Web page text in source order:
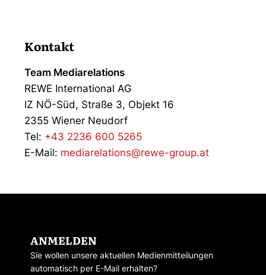
Kontakt
Team Mediarelations
REWE International AG
IZ NÖ-Süd, Straße 3, Objekt 16
2355 Wiener Neudorf
Tel: +43 2236 600 5265
E-Mail: mediarelations@rewe-group.at
ANMELDEN
Sie wollen unsere aktuellen Medienmitteilungen
automatisch per E-Mail erhalten?